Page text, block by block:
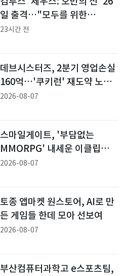
일 출격…"모두를 위한
MMORPG"
23시간 전
데브시스터즈, 2분기 영업손실
160억…'쿠키런' 재도약 노린
다
2026-08-07
스마일게이트, '부담없는
MMORPG' 내세운 이클립스 9
월 10일 출시
2026-08-07
토종 앱마켓 원스토어, AI로 만
든 게임들 한데 모아 선보여
2026-08-07
부산컴퓨터과학고 e스포츠팀,